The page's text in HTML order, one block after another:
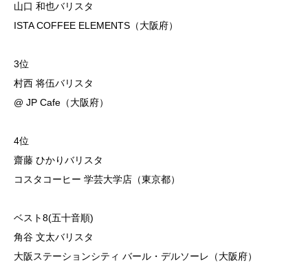
山口 和也バリスタ
ISTA COFFEE ELEMENTS（大阪府）
3位
村西 将伍バリスタ
@ JP Cafe（大阪府）
4位
齋藤 ひかりバリスタ
コスタコーヒー 学芸大学店（東京都）
ベスト8(五十音順)
角谷 文太バリスタ
大阪ステーションシティ バール・デルソーレ（大阪府）